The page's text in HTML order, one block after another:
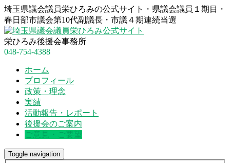
埼玉県議会議員栄ひろみの公式サイト・県議会議員１期目・
春日部市議会第10代副議長・市議４期連続当選
栄ひろみ後援会事務所
048-754-4388
ホーム
プロフィール
政策・理念
実績
活動報告・レポート
後援会のご案内
ご意見・ご要望
Toggle navigation